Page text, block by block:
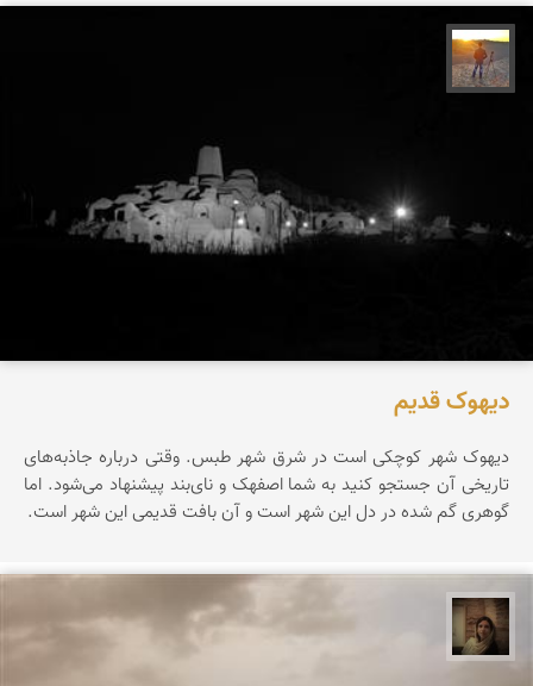
دیهوک قدیم
دیهوک شهر کوچکی است در شرق شهر طبس. وقتی درباره جاذبه‌های
تاریخی آن جستجو کنید به شما اصفهک و نای‌بند پیشنهاد می‌شود. اما
گوهری گم شده در دل این شهر است و آن بافت قدیمی این شهر است.